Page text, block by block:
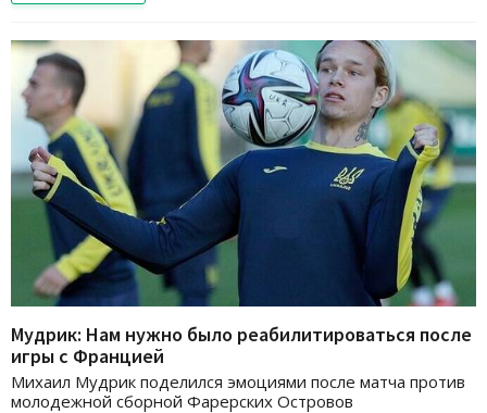
Мудрик: Нам нужно было реабилитироваться после
игры с Францией
Михаил Мудрик поделился эмоциями после матча против
молодежной сборной Фарерских Островов